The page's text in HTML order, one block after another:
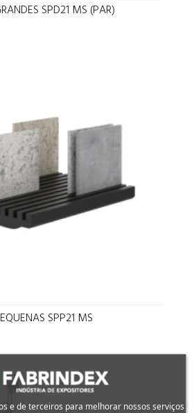
SPD21 MS (PAR)
SPP21 MS
e de terceiros para melhorar nossos serviços